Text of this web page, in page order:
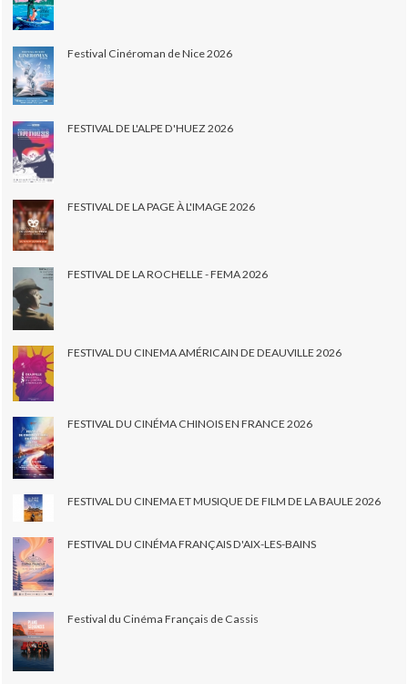
Festival Cinéroman de Nice 2026
FESTIVAL DE L'ALPE D'HUEZ 2026
FESTIVAL DE LA PAGE À L'IMAGE 2026
FESTIVAL DE LA ROCHELLE - FEMA 2026
FESTIVAL DU CINEMA AMÉRICAIN DE DEAUVILLE 2026
FESTIVAL DU CINÉMA CHINOIS EN FRANCE 2026
FESTIVAL DU CINEMA ET MUSIQUE DE FILM DE LA BAULE 2026
FESTIVAL DU CINÉMA FRANÇAIS D'AIX-LES-BAINS
Festival du Cinéma Français de Cassis